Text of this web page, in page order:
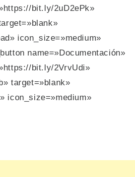
bit.ly/2uD2ePk»
icon_size=»medium»
name=»Documentación»
bit.ly/2VrvUdi»
target=»blank»
icon_size=»medium»